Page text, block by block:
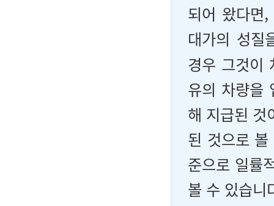
되어 왔다면
대가의 성질
경우 그것이
유의 차량을
해 지급된 것
된 것으로
준으로 일률
볼 수 있습